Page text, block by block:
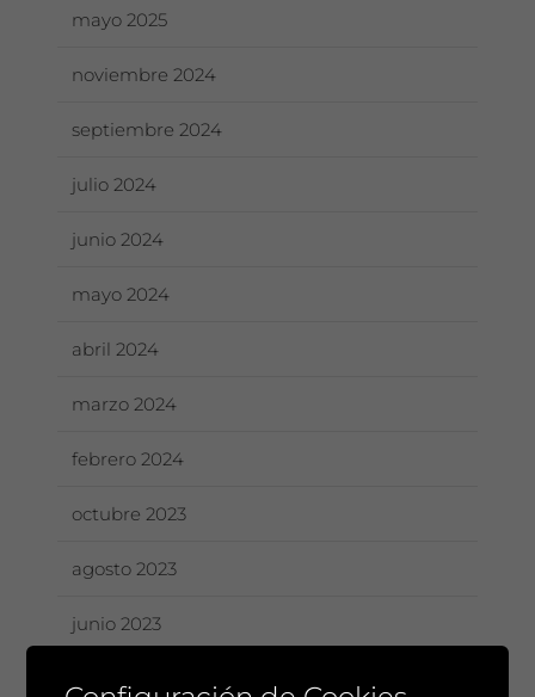
mayo 2025
noviembre 2024
septiembre 2024
julio 2024
junio 2024
mayo 2024
abril 2024
marzo 2024
febrero 2024
octubre 2023
agosto 2023
junio 2023